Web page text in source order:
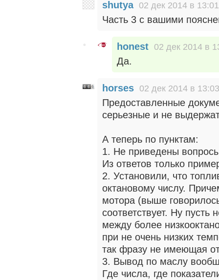
shutya 02 дек 2014 в 13:01
Часть 3 с вашими
honest 02 дек 2014 в
Да.
horses 02 дек 2014 в 13:03
Предоставленные
серьезные и не
А теперь по пунктам:
1. Не приведены
Из ответов только
2. Установили, что
октановому числу.
мотора (выше
соответствует. Ну пусть
между более
при не очень низких
так фразу не имеющая
3. Вывод по маслу
Где числа, где